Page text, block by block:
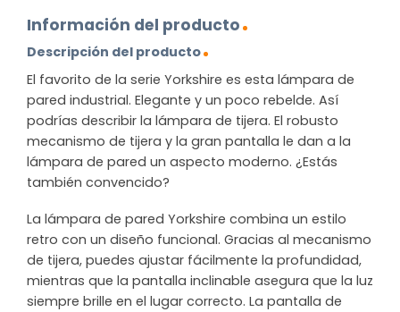
Información del producto
Descripción del producto
El favorito de la serie Yorkshire es esta lámpara de
pared industrial. Elegante y un poco rebelde. Así
podrías describir la lámpara de tijera. El robusto
mecanismo de tijera y la gran pantalla le dan a la
lámpara de pared un aspecto moderno. ¿Estás
también convencido?
La lámpara de pared Yorkshire combina un estilo
retro con un diseño funcional. Gracias al mecanismo
de tijera, puedes ajustar fácilmente la profundidad,
mientras que la pantalla inclinable asegura que la luz
siempre brille en el lugar correcto. La pantalla de